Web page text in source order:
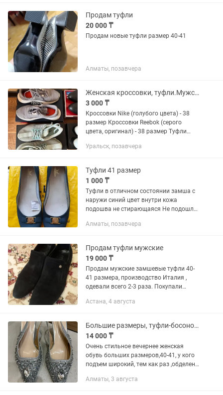
Продам туфли
20 000 ₸
Продам новые туфли размер 40-41
Алматы, позавчера
Женская кроссовки, туфли.Мужские туфли
3 000 ₸
Кроссовки Nike (голубого цвета) - 38
размер Кроссовки Reebok (серого
цвета, оригинал) - 38 размер Туфли
босоножки (кожаные )- 37 Кроссовки
Уральск, позавчера
Туфли 41 размер
1 000 ₸
Туфли в отличном состоянии замша с
наружи синий цвет внутри кожа
подошва не стирающаяся Не подошли
Алматы, позавчера
Продам туфли мужские
19 000 ₸
Продам мужские замшевые туфли 40-
41 размера, производство Италия ,
одевали всего 2-3 раза. Покупали
мягкие, стильные
Астана, 4 августа
Большие размеры, туфли-босоножки с острым носом, 41
14 000 ₸
Очень стильное вечернее женская
обувь больших размеров,40-41, у кого
подъем широкий, тем как раз ,обделен
высотой 9 см(фото /7),
Алматы, 3 августа